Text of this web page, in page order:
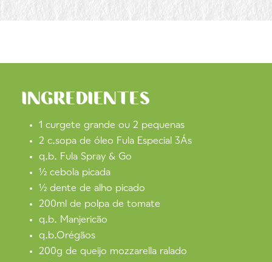
INGREDIENTES
1 curgete grande ou 2 pequenas
2 c.sopa de óleo Fula Especial 3Ás
q.b. Fula Spray & Go
½ cebola picada
½ dente de alho picado
200ml de polpa de tomate
q.b. Manjericão
q.b.Orégãos
200g de queijo mozzarella ralado